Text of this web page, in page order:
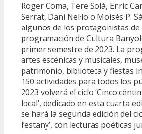
Roger Coma, Tere Solà, Enric
Serrat, Dani Nel·lo o Moisés P.
algunos de los protagonistas de
programación de Cultura
primer semestre de 2023. La
artes escénicas y musicales,
patrimonio, biblioteca y fiestas
150 actividades para todos los
2023 volverá el ciclo ‘Cinco
local’, dedicado en esta cuarta
se hará la segunda edición del
l’estany’, con lecturas poéticas